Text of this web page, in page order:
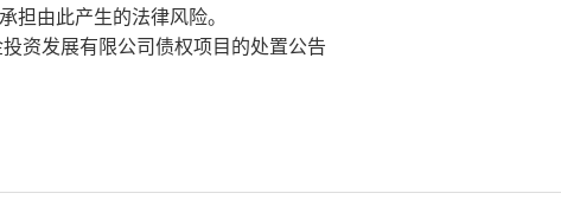
担由此产生的法律风险。
资发展有限公司债权项目的处置公告